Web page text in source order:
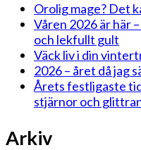
Orolig mage? Det
Våren 2026 är här
och lekfullt gult
Väck liv i din
2026 – året då jag
Årets festligaste
stjärnor och
Arkiv